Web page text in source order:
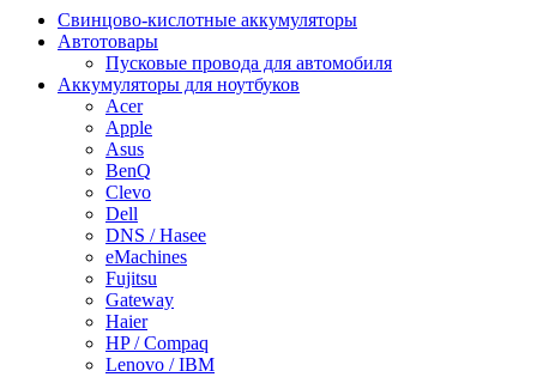
Cвинцово-кислотные аккумуляторы
Автотовары
Пусковые провода для автомобиля
Аккумуляторы для ноутбуков
Acer
Apple
Asus
BenQ
Clevo
Dell
DNS / Hasee
eMachines
Fujitsu
Gateway
Haier
HP / Compaq
Lenovo / IBM